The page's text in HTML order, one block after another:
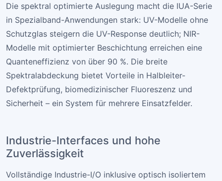
Die spektral optimierte Auslegung macht die IUA-Serie
in Spezialband-Anwendungen stark: UV-Modelle ohne
Schutzglas steigern die UV-Response deutlich; NIR-
Modelle mit optimierter Beschichtung erreichen eine
Quanteneffizienz von über 90 %. Die breite
Spektralabdeckung bietet Vorteile in Halbleiter-
Defektprüfung, biomedizinischer Fluoreszenz und
Sicherheit – ein System für mehrere Einsatzfelder.
Industrie-Interfaces und hohe
Zuverlässigkeit
Vollständige Industrie-I/O inklusive optisch isoliertem